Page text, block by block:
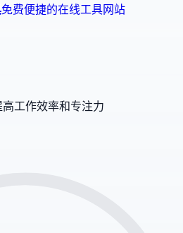
免费便捷的在线工具网站
工作效率和专注力